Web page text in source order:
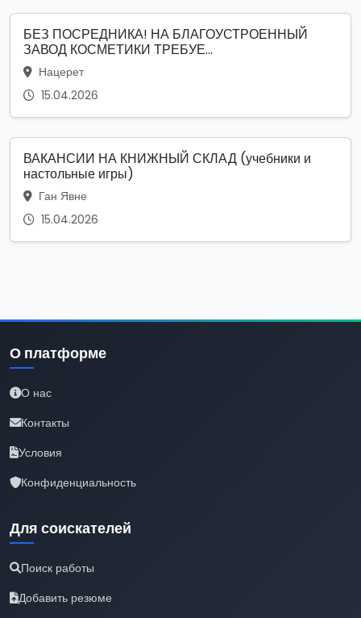
БЕЗ ПОСРЕДНИКА! НА БЛАГОУСТРОЕННЫЙ
ЗАВОД КОСМЕТИКИ ТРЕБУЕ...
Нацерет
15.04.2026
ВАКАНСИИ НА КНИЖНЫЙ СКЛАД (учебники и
настольные игры)
Ган Явне
15.04.2026
О платформе
О нас
Контакты
Условия
Конфиденциальность
Для соискателей
Поиск работы
Добавить резюме